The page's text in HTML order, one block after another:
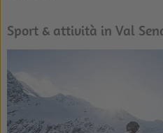
Sport & attività in Val